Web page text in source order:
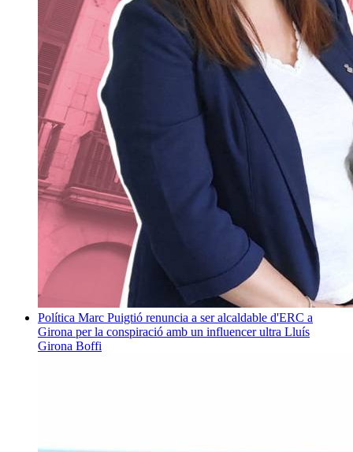
Política Marc Puigtió renuncia a ser alcaldable d'ERC a
Girona per la conspiració amb un influencer ultra Lluís
Girona Boffi